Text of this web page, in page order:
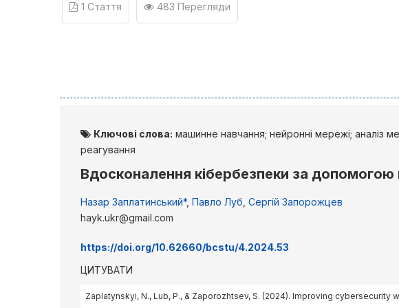
1 Стаття 483 Перегляди
Ключові слова: машинне навчання; нейронні мережі; аналіз
реагування
Вдосконалення кібербезпеки за допомогою
Назар Заплатинський*, Павло Луб Сергій Запорожцев
hayk.ukr@gmail.com
https://doi.org/10.62660/bcstu/4.2024.53
ЦИТУВАТИ
Zaplatynskyi, N., Lub, P., & Zaporozhtsev, S. (2024). Improving cybersecurity